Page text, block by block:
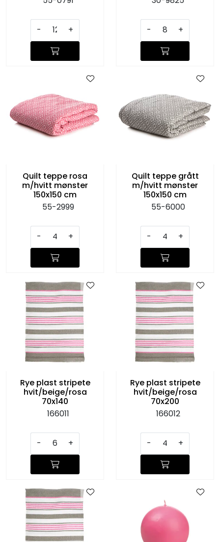
- + - +
Quilt teppe rosa
m/hvitt mønster
150x150 cm
55-2999
- +
Quilt teppe grått
m/hvitt mønster
150x150 cm
55-6000
- +
Rye plast stripete
hvit/beige/rosa
70x140
166011
- +
Rye plast stripete
hvit/beige/rosa
70x200
166012
- +